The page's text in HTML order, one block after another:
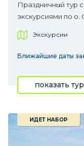
Праздничный тур
экскурсиями по о.
Экскурсии
Ближайшие даты
показать тур
ИДЕТ НАБОР